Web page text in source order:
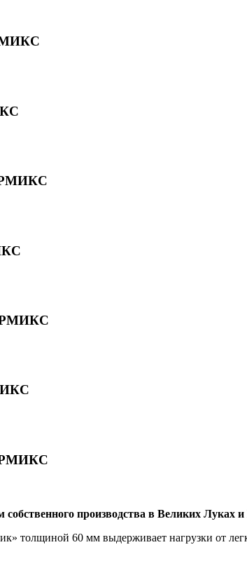
производства в Великих Луках и
толщиной 60 мм выдерживает нагрузки от